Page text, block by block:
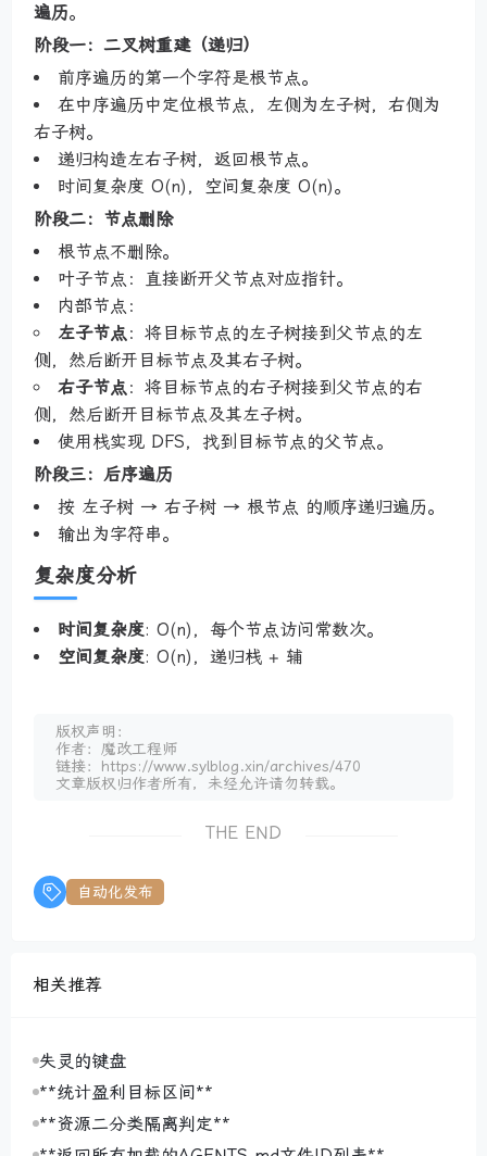
遍历。
阶段一：二叉树重建（递归）
前序遍历的第一个字符是根节点。
在中序遍历中定位根节点，左侧为左子树，右侧为
右子树。
递归构造左右子树，返回根节点。
时间复杂度 O(n)，空间复杂度 O(n)。
阶段二：节点删除
根节点不删除。
叶子节点：直接断开父节点对应指针。
内部节点：
左子节点 ：将目标节点的左子树接到父节点的左
侧，然后断开目标节点及其右子树。
右子节点 ：将目标节点的右子树接到父节点的右
侧，然后断开目标节点及其左子树。
使用栈实现 DFS，找到目标节点的父节点。
阶段三：后序遍历
按 左子树 → 右子树 → 根节点 的顺序递归遍历。
输出为字符串。
复杂度分析
时间复杂度: O(n)，每个节点访问常数次。
空间复杂度: O(n)，递归栈 + 辅
版权声明：
作者：魔改工程师
链接：https://www.sylblog.xin/archives/470
文章版权归作者所有，未经允许请勿转载。
THE END
自动化发布
相关推荐
失灵的键盘
**统计盈利目标区间**
**资源二分类隔离判定**